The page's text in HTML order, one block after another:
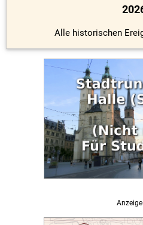
Alle historischen